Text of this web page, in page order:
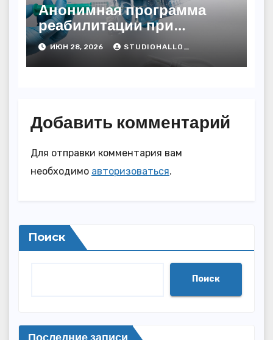
Анонимная программа
реабилитации при
алкогольной зависимости
с персональным
подходом и
ИЮН 28, 2026 STUDIOHALLO_
Добавить комментарий
Для отправки комментария вам
необходимо авторизоваться.
Поиск
Поиск